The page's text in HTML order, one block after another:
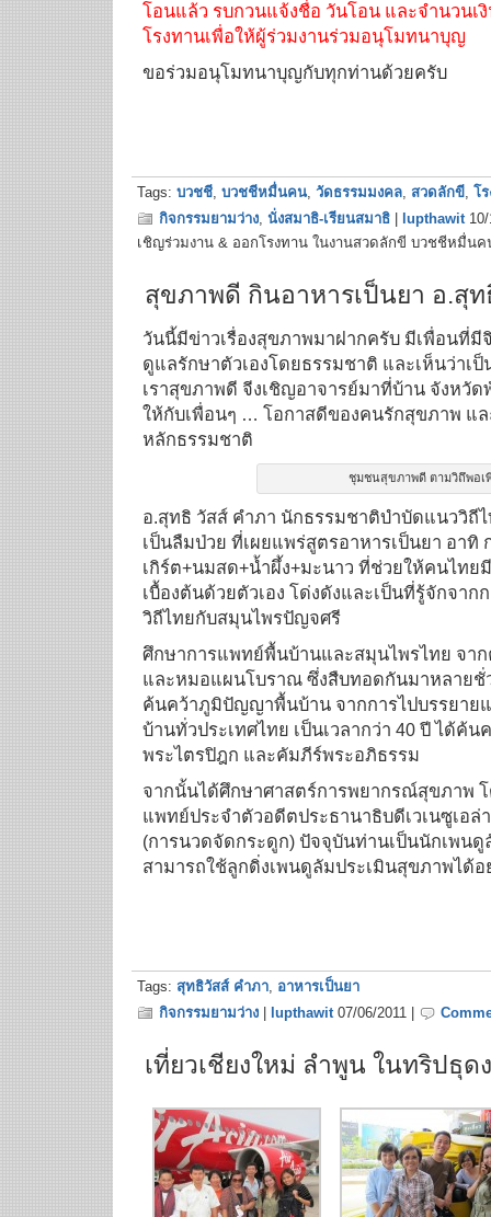
โอนแล้ว รบกวนแจ้งชื่อ วันโอน และจำนวนเ
โรงทานเพื่อให้ผู้ร่วมงานร่วมอนุโมทนาบุญ
ขอร่วมอนุโมทนาบุญกับทุกท่านด้วยครับ
Tags: บวชชี, บวชชีหมื่นคน, วัดธรรมมงคล, สวดลักขี, โ
กิจกรรมยามว่าง, นั่งสมาธิ-เรียนสมาธิ lupthawit10/
เชิญร่วมงาน & ออกโรงทาน ในงานสวดลักขี บวชชีหมื่นค
สุขภาพดี กินอาหารเป็นยา อ.สุ
วันนี้มีข่าวเรื่องสุขภาพมาฝากครับ มีเพื่อนที่มี
ดูแลรักษาตัวเองโดยธรรมชาติ และเห็นว่าเ
เราสุขภาพดี จีงเชิญอาจารย์มาที่บ้าน จังหวั
ให้กับเพื่อนๆ … โอกาสดีของคนรักสุขภาพ แล
หลักธรรมชาติ
ชุมชนสุขภาพดี ตามวิถึพอเ
อ.สุทธิ วัสส์ คำภา นักธรรมชาติบำบัดแนววิถี
เป็นลืมป่วย ที่เผยแพร่สูตรอาหารเป็นยา อาทิ
เกิร์ต+นมสด+น้ำผึ้ง+มะนาว ที่ช่วยให้คนไท
เบื้องต้นด้วยตัวเอง โด่งดังและเป็นที่รู้จักจาก
วิถีไทยกับสมุนไพรปัญจศรี
ศึกษาการแพทย์พื้นบ้านและสมุนไพรไทย จา
และหมอแผนโบราณ ซึ่งสืบทอดกันมาหลายชั่
ค้นคว้าภูมิปัญญาพื้นบ้าน จากการไปบรรยาย
บ้านทั่วประเทศไทย เป็นเวลากว่า 40 ปี ได้ค้
พระไตรปิฎก และคัมภีร์พระอภิธรรม
จากนั้นได้ศึกษาศาสตร์การพยากรณ์สุขภาพ
แพทย์ประจำตัวอดีตประธานาธิบดีเวเนซูเอ
(การนวดจัดกระดูก) ปัจจุบันท่านเป็นนักเพน
สามารถใช้ลูกดิ่งเพนดูลัมประเมินสุขภาพได้
Tags: สุทธิวัสส์ คำภา, อาหารเป็นยา
กิจกรรมยามว่าง
lupthawit07/06/2011 |
เที่ยวเชียงใหม่ ลำพูน ในทริปธุด